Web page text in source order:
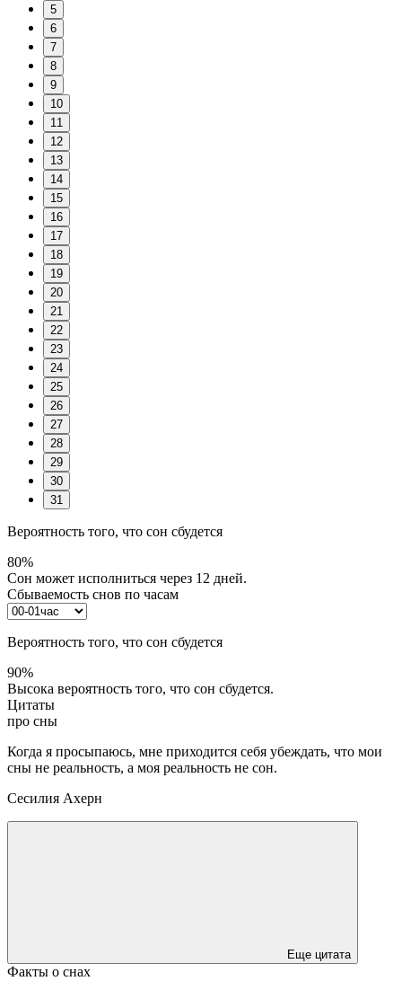
5
6
7
8
9
10
11
12
13
14
15
16
17
18
19
20
21
22
23
24
25
26
27
28
29
30
31
Вероятность того, что сон сбудется
80%
Сон может исполниться через 12 дней.
Сбываемость снов по часам
Вероятность того, что сон сбудется
90%
Высока вероятность того, что сон сбудется.
Цитаты
про сны
Когда я просыпаюсь, мне приходится себя убеждать, что мои
сны не реальность, а моя реальность не сон.
Сесилия Ахерн
Еще цитата
Факты о снах